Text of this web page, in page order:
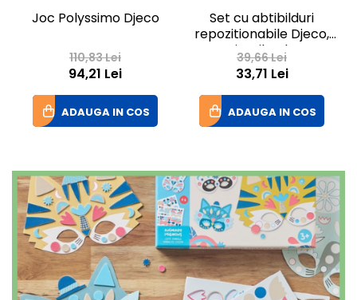
Joc Polyssimo Djeco
110,83 Lei
94,21 Lei
ADAUGA IN COS
Set cu abtibilduri
repozitionabile Djeco,
Miss Lilyruby
39,66 Lei
33,71 Lei
ADAUGA IN COS